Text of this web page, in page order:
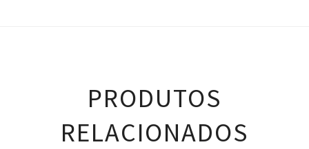
PRODUTOS
RELACIONADOS